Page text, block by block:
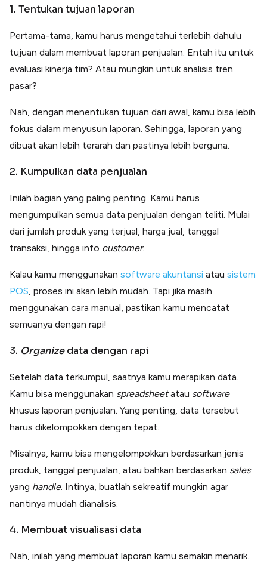
1. Tentukan tujuan laporan
Pertama-tama, kamu harus mengetahui terlebih dahulu
tujuan dalam membuat laporan penjualan. Entah itu untuk
evaluasi kinerja tim? Atau mungkin untuk analisis tren
pasar?
Nah, dengan menentukan tujuan dari awal, kamu bisa lebih
fokus dalam menyusun laporan. Sehingga, laporan yang
dibuat akan lebih terarah dan pastinya lebih berguna.
2. Kumpulkan data penjualan
Inilah bagian yang paling penting. Kamu harus
mengumpulkan semua data penjualan dengan teliti. Mulai
dari jumlah produk yang terjual, harga jual, tanggal
transaksi, hingga info customer.
Kalau kamu menggunakan software akuntansi atau sistem
POS, proses ini akan lebih mudah. Tapi jika masih
menggunakan cara manual, pastikan kamu mencatat
semuanya dengan rapi!
3. Organizedata dengan rapi
Setelah data terkumpul, saatnya kamu merapikan data.
Kamu bisa menggunakan spreadsheetatau software
khusus laporan penjualan. Yang penting, data tersebut
harus dikelompokkan dengan tepat.
Misalnya, kamu bisa mengelompokkan berdasarkan jenis
produk, tanggal penjualan, atau bahkan berdasarkan sales
yang handle. Intinya, buatlah sekreatif mungkin agar
nantinya mudah dianalisis.
4. Membuat visualisasi data
Nah, inilah yang membuat laporan kamu semakin menarik.